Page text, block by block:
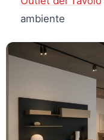
ambiente